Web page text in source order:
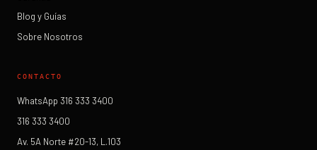
Blog y Guías
Sobre Nosotros
CONTACTO
WhatsApp 316 333 3400
316 333 3400
Av. 5A Norte #20-13, L.103